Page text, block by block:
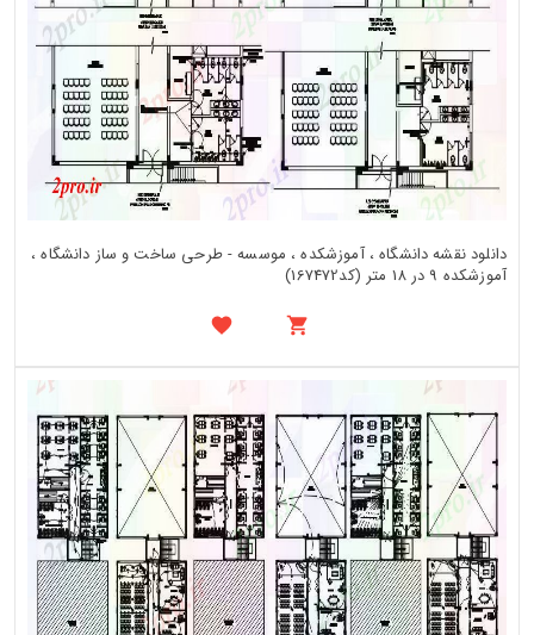
دانلود نقشه دانشگاه ، آموزشکده ، موسسه - طرحی ساخت و ساز دانشگاه ،
آموزشکده 9 در 18 متر (کد167472)